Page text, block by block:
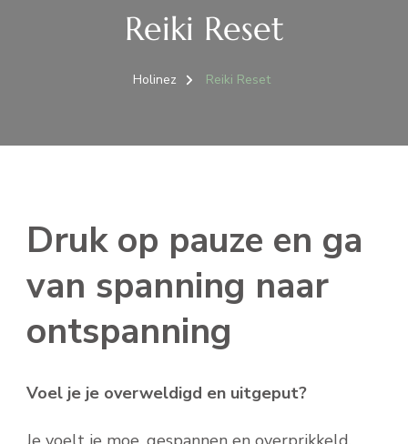
Reiki Reset
Holinez Reiki Reset
Druk op pauze en ga
van spanning naar
ontspanning
Voel je je overweldigd en uitgeput?